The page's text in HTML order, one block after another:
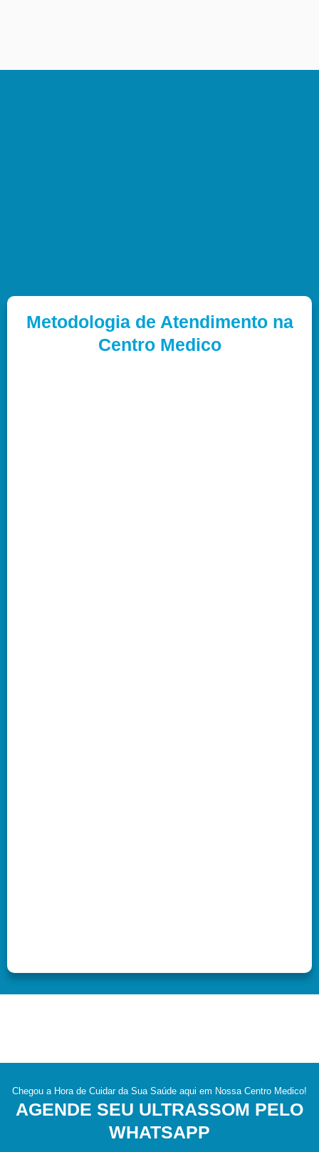
Metodologia de Atendimento na
Centro Medico
Chegou a Hora de Cuidar da Sua Saúde aqui em Nossa Centro Medico!
AGENDE SEU ULTRASSOM PELO
WHATSAPP